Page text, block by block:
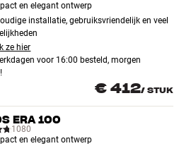
en elegant ontwerp
installatie, gebruiksvriendelijk en veel
ze hier
voor 16:00 besteld, morgen
€ 412/ STUK
ERA 100
1080
en elegant ontwerp